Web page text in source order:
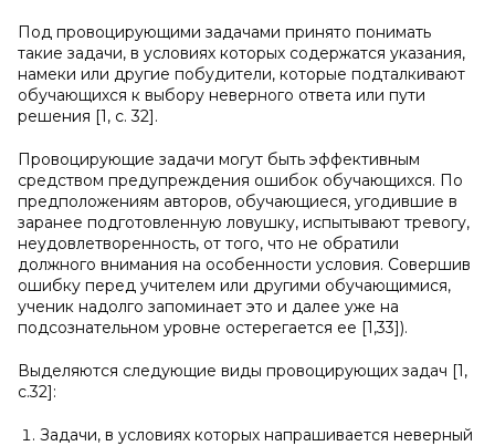
Под провоцирующими задачами принято понимать
такие задачи, в условиях которых содержатся указания,
намеки или другие побудители, которые подталкивают
обучающихся к выбору неверного ответа или пути
решения [1, с. 32].
Провоцирующие задачи могут быть эффективным
средством предупреждения ошибок обучающихся. По
предположениям авторов, обучающиеся, угодившие в
заранее подготовленную ловушку, испытывают тревогу,
неудовлетворенность, от того, что не обратили
должного внимания на особенности условия. Совершив
ошибку перед учителем или другими обучающимися,
ученик надолго запоминает это и далее уже на
подсознательном уровне остерегается ее [1,33]).
Выделяются следующие виды провоцирующих задач [1,
с.32]:
Задачи, в условиях которых напрашивается неверный